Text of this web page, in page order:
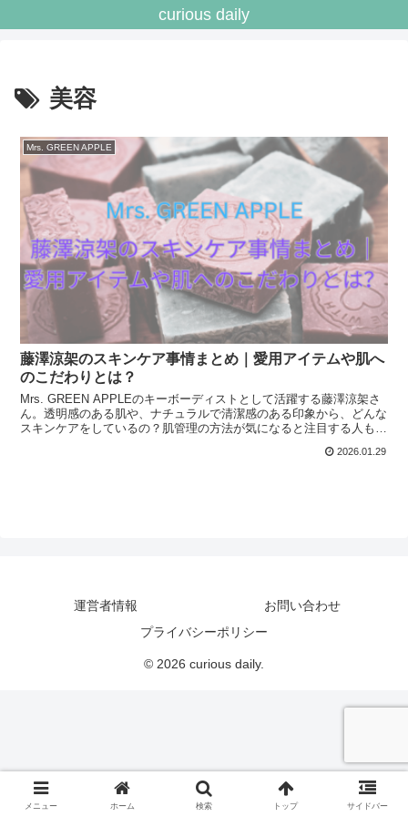
curious daily
美容
Mrs. GREEN APPLE
藤澤涼架のスキンケア事情まとめ｜愛用アイテムや肌へ
のこだわりとは？
Mrs. GREEN APPLEのキーボーディストとして活躍する藤澤涼架さ
ん。透明感のある肌や、ナチュラルで清潔感のある印象から、どんな
スキンケアをしているの？肌管理の方法が気になると注目する人も多
2026.01.29
運営者情報
お問い合わせ
プライバシーポリシー
© 2026 curious daily.
メニュー ホーム 検索 トップ サイドバー